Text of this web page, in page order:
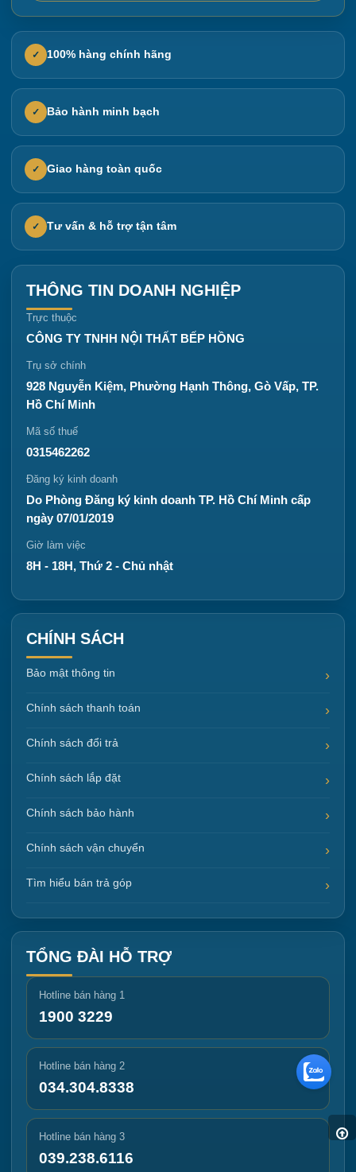
✓ 100% hàng chính hãng
✓ Bảo hành minh bạch
✓ Giao hàng toàn quốc
✓ Tư vấn & hỗ trợ tận tâm
THÔNG TIN DOANH NGHIỆP
Trực thuộc
CÔNG TY TNHH NỘI THẤT BẾP HỒNG
Trụ sở chính
928 Nguyễn Kiệm, Phường Hạnh Thông, Gò Vấp, TP.
Hồ Chí Minh
Mã số thuế
0315462262
Đăng ký kinh doanh
Do Phòng Đăng ký kinh doanh TP. Hồ Chí Minh cấp
ngày 07/01/2019
Giờ làm việc
8H - 18H, Thứ 2 - Chủ nhật
CHÍNH SÁCH
Bảo mật thông tin
Chính sách thanh toán
Chính sách đổi trả
Chính sách lắp đặt
Chính sách bảo hành
Chính sách vận chuyển
Tìm hiểu bán trả góp
TỔNG ĐÀI HỖ TRỢ
Hotline bán hàng 1
1900 3229
Hotline bán hàng 2
034.304.8338
Hotline bán hàng 3
039.238.6116